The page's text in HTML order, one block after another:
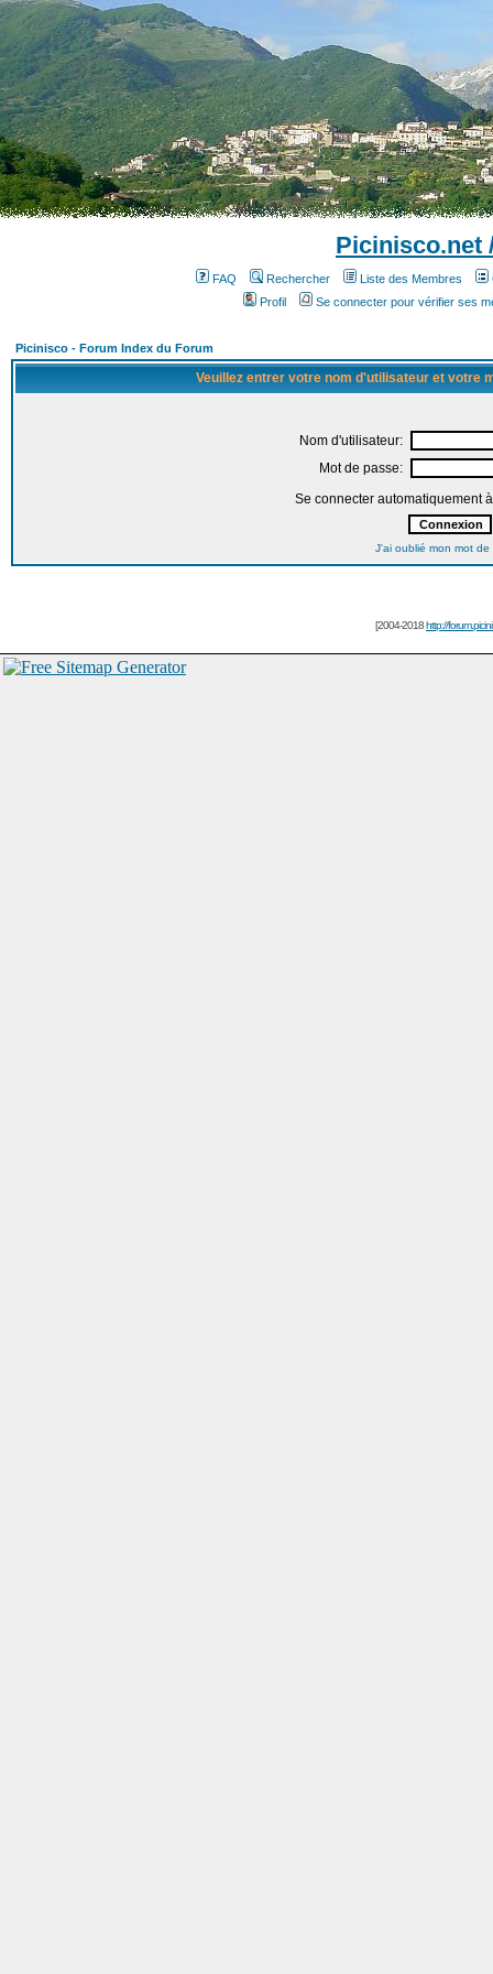
Picinisco.net
FAQ Rechercher Liste des Membres
Profil
Se connecter pour vérifier ses
Picinisco - Forum Index du Forum
Veuillez entrer votre nom d'utilisateur et votre
Nom d'utilisateur:
Mot de passe:
Se connecter automatiquement
J'ai oublié mon mot de
[2004-2018http://